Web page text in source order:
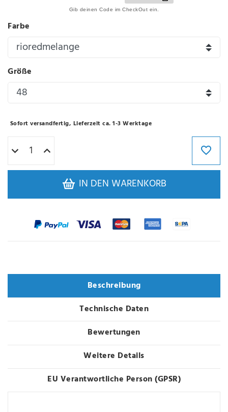
Gib deinen Code im CheckOut ein.
Farbe
Größe
Sofort versandfertig, Lieferzeit ca. 1-3 Werktage
IN DEN WARENKORB
Beschreibung
Technische Daten
Bewertungen
Weitere Details
EU Verantwortliche Person (GPSR)